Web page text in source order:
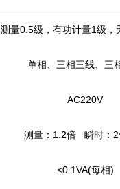
测量0.5级，有功计量1级，
单相、三相三线、三
AC220V
测量： 1.2倍 瞬时： 2
<0.1VA(每相)